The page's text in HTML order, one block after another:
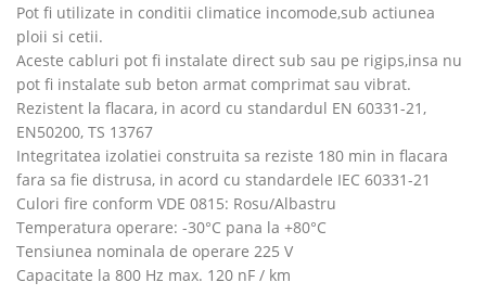
Pot fi utilizate in conditii climatice incomode,sub actiunea
ploii si cetii.
Aceste cabluri pot fi instalate direct sub sau pe rigips,insa nu
pot fi instalate sub beton armat comprimat sau vibrat.
Rezistent la flacara, in acord cu standardul EN 60331-21,
EN50200, TS 13767
Integritatea izolatiei construita sa reziste 180 min in flacara
fara sa fie distrusa, in acord cu standardele IEC 60331-21
Culori fire conform VDE 0815: Rosu/Albastru
Temperatura operare: -30°C pana la +80°C
Tensiunea nominala de operare 225 V
Capacitate la 800 Hz max. 120 nF / km